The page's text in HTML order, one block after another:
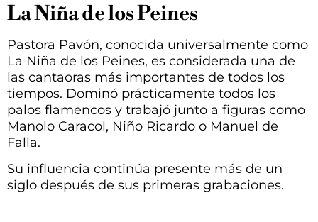
La Niña de los Peines
Pastora Pavón, conocida universalmente como
La Niña de los Peines, es considerada una de
las cantaoras más importantes de todos los
tiempos. Dominó prácticamente todos los
palos flamencos y trabajó junto a figuras como
Manolo Caracol, Niño Ricardo o Manuel de
Falla.
Su influencia continúa presente más de un
siglo después de sus primeras grabaciones.